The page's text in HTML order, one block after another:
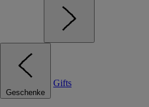
Geschenke
Gifts